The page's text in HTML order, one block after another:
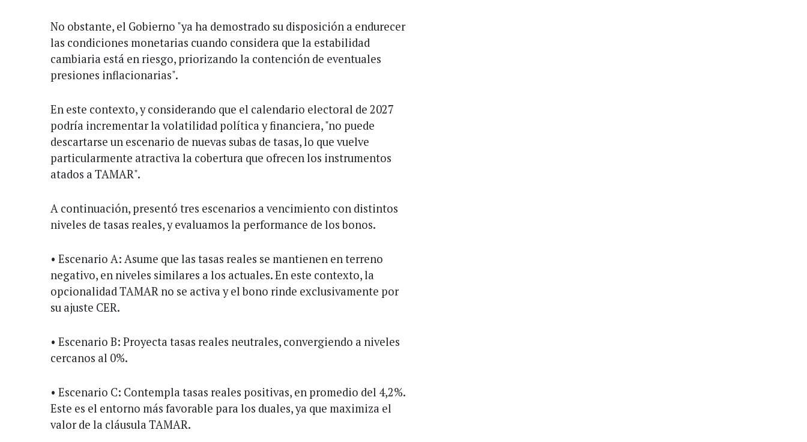
No obstante, el Gobierno "ya ha demostrado su disposición a endurecer
las condiciones monetarias cuando considera que la estabilidad
cambiaria está en riesgo, priorizando la contención de eventuales
presiones inflacionarias".
En este contexto, y considerando que el calendario electoral de 2027
podría incrementar la volatilidad política y financiera, "no puede
descartarse un escenario de nuevas subas de tasas, lo que vuelve
particularmente atractiva la cobertura que ofrecen los instrumentos
atados a TAMAR".
A continuación, presentó tres escenarios a vencimiento con distintos
niveles de tasas reales, y evaluamos la performance de los bonos.
• Escenario A: Asume que las tasas reales se mantienen en terreno
negativo, en niveles similares a los actuales. En este contexto, la
opcionalidad TAMAR no se activa y el bono rinde exclusivamente por
su ajuste CER.
• Escenario B: Proyecta tasas reales neutrales, convergiendo a niveles
cercanos al 0%.
• Escenario C: Contempla tasas reales positivas, en promedio del 4,2%.
Este es el entorno más favorable para los duales, ya que maximiza el
valor de la cláusula TAMAR.